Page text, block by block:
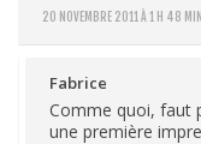
20 NOVEMBRE 2011 À 1 H 48 MIN
Fabrice
Comme quoi, faut
une première